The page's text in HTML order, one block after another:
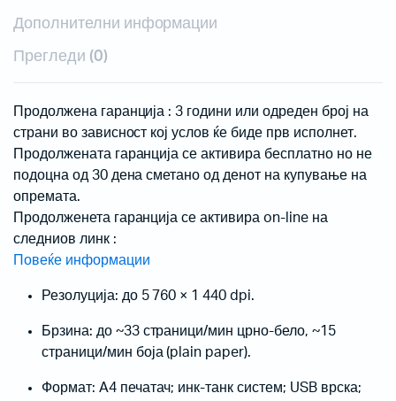
Дополнителни информации
Прегледи (0)
Продолжена гаранција : 3 години или одреден број на
страни во зависност кој услов ќе биде прв исполнет.
Продолжената гаранција се активира бесплатно но не
подоцна од 30 дена сметано од денот на купување на
опремата.
Продолженета гаранција се активира on-line на
следниов линк :
Повеќе информации
Резолуција: до 5 760 × 1 440 dpi.
Брзина: до ~33 страници/мин црно-бело, ~15
страници/мин боја (plain paper).
Формат: A4 печатач; инк-танк систем; USB врска;